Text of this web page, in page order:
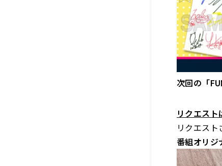
次回の「
リクエスト
リクエス
番組オリジ